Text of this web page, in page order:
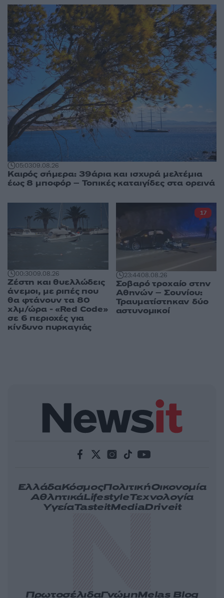
05:0309.08.26
Καιρός σήμερα: 39άρια και ισχυρά μελτέμια
έως 8 μποφόρ – Τοπικές καταιγίδες στα ορεινά
00:3009.08.26
Ζέστη και θυελλώδεις
άνεμοι, με ριπές που
θα φτάνουν τα 80
χλμ/ώρα - «Red Code»
σε 6 περιοχές για
κίνδυνο πυρκαγιάς
23:4408.08.26
Σοβαρό τροχαίο στην
Αθηνών – Σουνίου:
Τραυματίστηκαν δύο
αστυνομικοί
17
ΕλλάδαΚόσμοςΠολιτικήΟικονομία
ΑθλητικάLifestyleΤεχνολογία
ΥγείαTasteitMediaDriveit
ΠρωτοσέλιδαΓνώμηMelas Blog